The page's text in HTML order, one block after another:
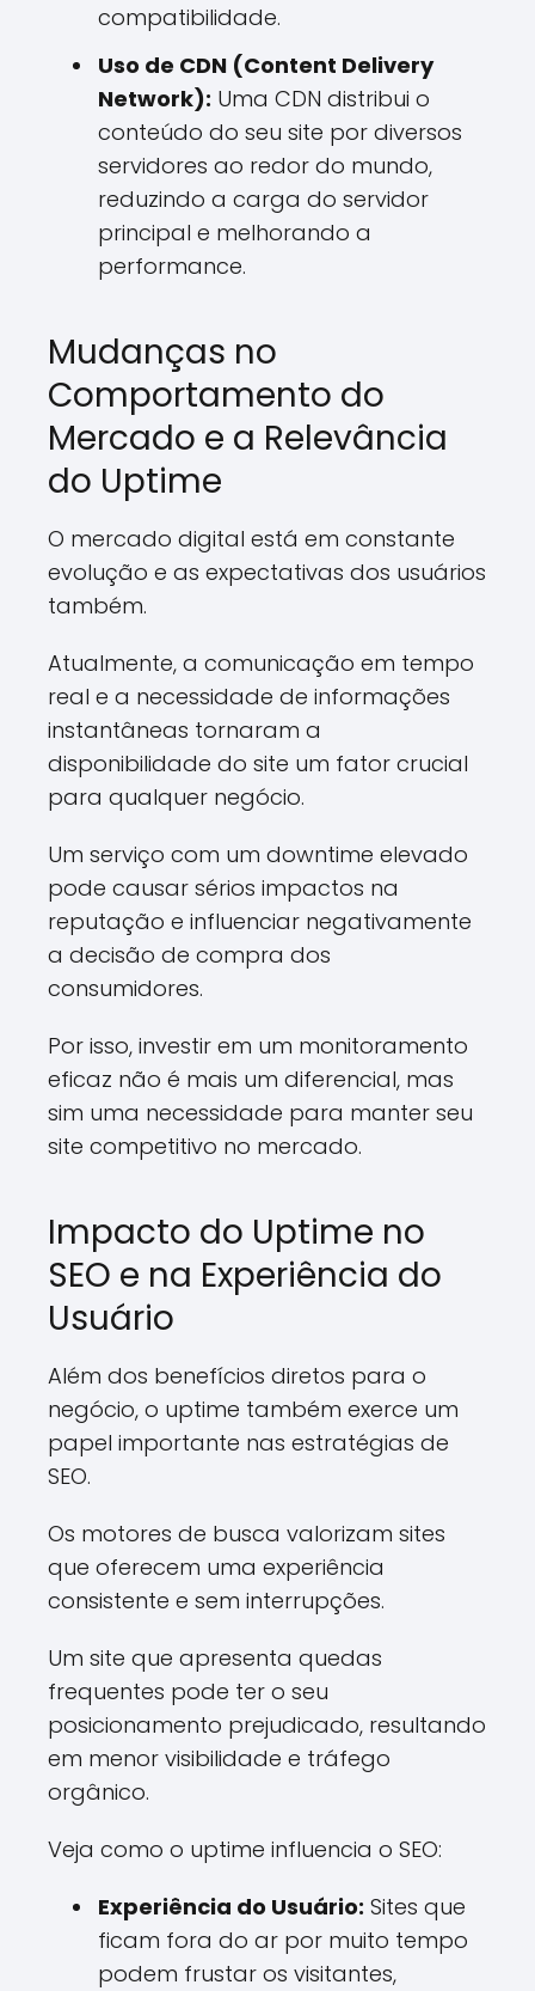
compatibilidade.
Uso de CDN (Content Delivery
Network): Uma CDN distribui o
conteúdo do seu site por diversos
servidores ao redor do mundo,
reduzindo a carga do servidor
principal e melhorando a
performance.
Mudanças no
Comportamento do
Mercado e a Relevância
do Uptime
O mercado digital está em constante
evolução e as expectativas dos usuários
também.
Atualmente, a comunicação em tempo
real e a necessidade de informações
instantâneas tornaram a
disponibilidade do site um fator crucial
para qualquer negócio.
Um serviço com um downtime elevado
pode causar sérios impactos na
reputação e influenciar negativamente
a decisão de compra dos
consumidores.
Por isso, investir em um monitoramento
eficaz não é mais um diferencial, mas
sim uma necessidade para manter seu
site competitivo no mercado.
Impacto do Uptime no
SEO e na Experiência do
Usuário
Além dos benefícios diretos para o
negócio, o uptime também exerce um
papel importante nas estratégias de
SEO.
Os motores de busca valorizam sites
que oferecem uma experiência
consistente e sem interrupções.
Um site que apresenta quedas
frequentes pode ter o seu
posicionamento prejudicado, resultando
em menor visibilidade e tráfego
orgânico.
Veja como o uptime influencia o SEO:
Experiência do Usuário: Sites que
ficam fora do ar por muito tempo
podem frustar os visitantes,